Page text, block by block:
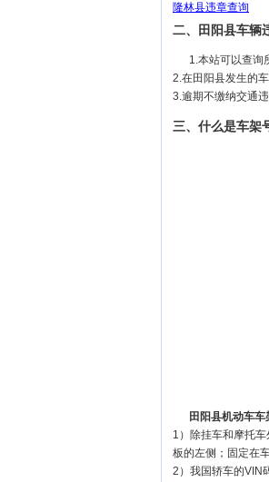
隆林县违章查询
二、田阳县车辆
1.本站可以查询
2.在田阳县发生的
3.逾期不缴纳交通
三、什么是车架
田阳县机动车
1）除挂车和摩托
板的左侧；固定在
2）我国轿车的VIN